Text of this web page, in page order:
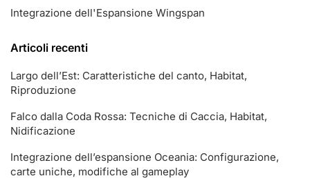
Integrazione dell'Espansione Wingspan
Articoli recenti
Largo dell’Est: Caratteristiche del canto, Habitat,
Riproduzione
Falco dalla Coda Rossa: Tecniche di Caccia, Habitat,
Nidificazione
Integrazione dell’espansione Oceania: Configurazione,
carte uniche, modifiche al gameplay